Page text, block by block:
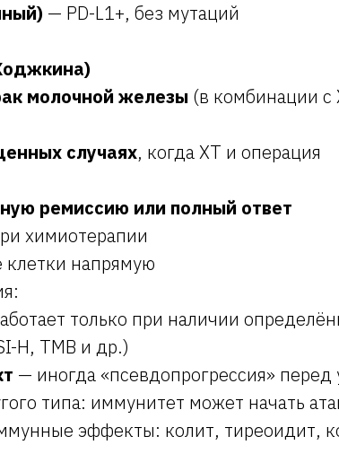
— PD-L1+, без мутаций
молочной железы (в комбинации с
случаях, когда ХТ и операция
ремиссию или полный ответ
химиотерапии
клетки напрямую
только при наличии
H, TMB и др.)
— иногда «псевдопрогрессия»
типа: иммунитет может начать
эффекты: колит, тиреоидит,